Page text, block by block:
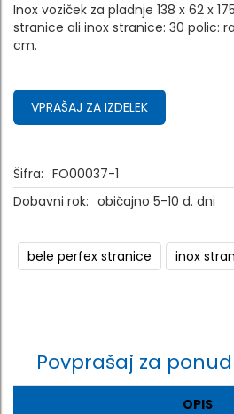
Inox voziček za pladnje 138 x 62 x
stranice ali inox stranice: 30 polic:
cm.
VPRAŠAJ ZA IZDELEK
Šifra: FO00037-1
Dobavni rok: običajno 5-10 d. dni
bele perfex stranice inox
Povprašaj za
OPIS